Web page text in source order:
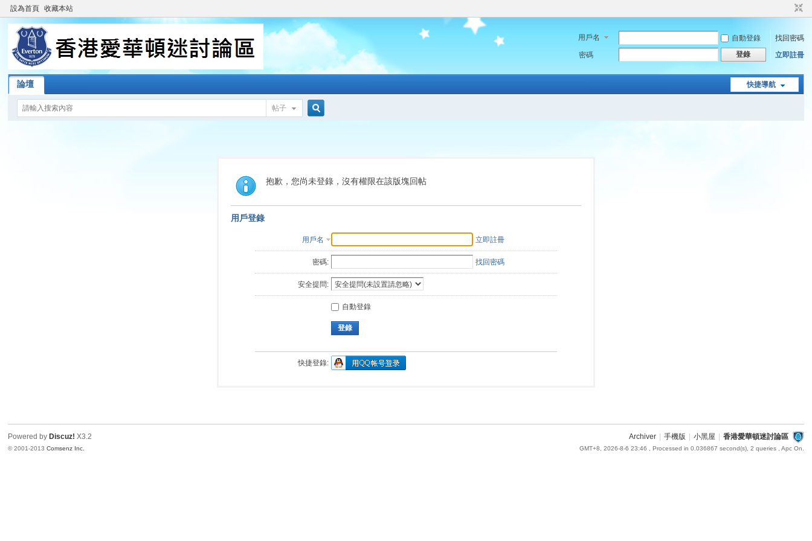
設為首頁 收藏本站
用戶名 自動登錄
找回密碼
密碼
登錄 立即註冊
快捷導航
論壇
帖子
索
抱歉，您尚未登錄，沒有權限在該版塊回帖
用戶登錄
用戶名 立即註冊
密碼: 找回密碼
安全提問:
自動登錄
登錄
快捷登錄:
Archiver 手機版 小黑屋 香港愛華頓迷討論區
GMT+8, 2026-8-6 23:46 , Processed in 0.036867 second(s), 2 queries , Apc On.
Powered by Discuz! X3.2
© 2001-2013Comsenz Inc.